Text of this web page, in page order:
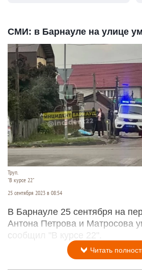
СМИ: в Барнауле на улице
Труп.
"В курсе 22"
25 сентября 2023 в 08:54
В Барнауле 25 сентября на
Антона Петрова и Матросова
сообщил "В курсе 22".
Читать